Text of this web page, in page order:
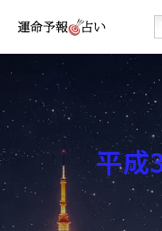
運命予報占い
運命予報占いとは
あなたの所属部屋を探そ
最恐の相性占い
平成